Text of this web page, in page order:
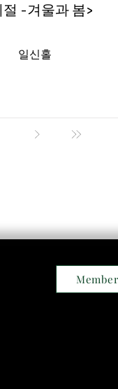
절 -겨울과 봄>
일신홀